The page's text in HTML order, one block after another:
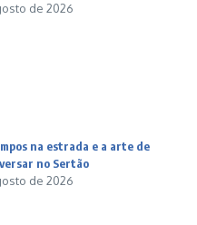
de 2026
na estrada e a arte de
no Sertão
de 2026